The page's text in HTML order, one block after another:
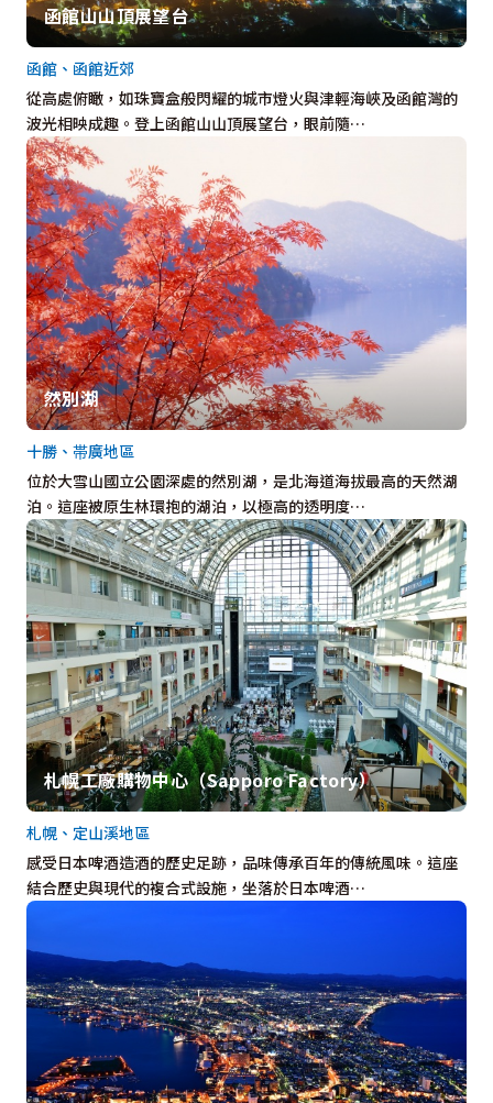
函館山山頂展望台
從高處俯瞰，如珠寶盒般閃耀的城市燈火與津輕海峽及函館灣的
波光相映成趣。登上函館山山頂展望台，眼前隨…
函館、函館近郊
然別湖
位於大雪山國立公園深處的然別湖，是北海道海拔最高的天然湖
泊。這座被原生林環抱的湖泊，以極高的透明度…
十勝、帯廣地區
札幌工廠購物中心（Sapporo Factory）
感受日本啤酒造酒的歷史足跡，品味傳承百年的傳統風味。這座
結合歷史與現代的複合式設施，坐落於日本啤酒…
札幌、定山溪地區